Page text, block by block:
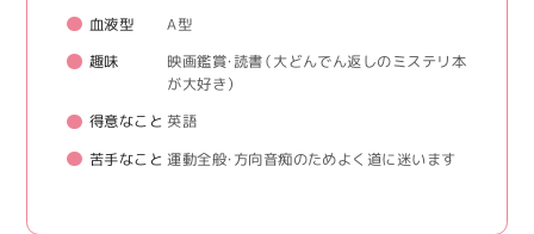
血液型 A型
趣味
映画鑑賞・読書（大どんでん返しのミステリ本
が大好き）
得意なこと 英語
苦手なこと 運動全般・方向音痴のためよく道に迷います